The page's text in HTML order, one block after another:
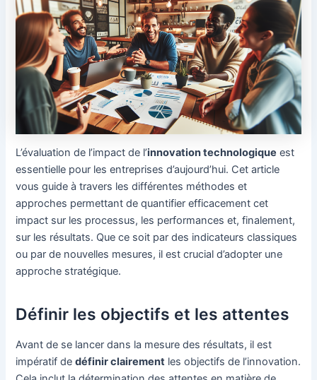
L’évaluation de l’impact de l’innovation technologique est
essentielle pour les entreprises d’aujourd’hui. Cet article
vous guide à travers les différentes méthodes et
approches permettant de quantifier efficacement cet
impact sur les processus, les performances et, finalement,
sur les résultats. Que ce soit par des indicateurs classiques
ou par de nouvelles mesures, il est crucial d’adopter une
approche stratégique.
Définir les objectifs et les attentes
Avant de se lancer dans la mesure des résultats, il est
impératif dedéfinir clairement les objectifs de l’innovation.